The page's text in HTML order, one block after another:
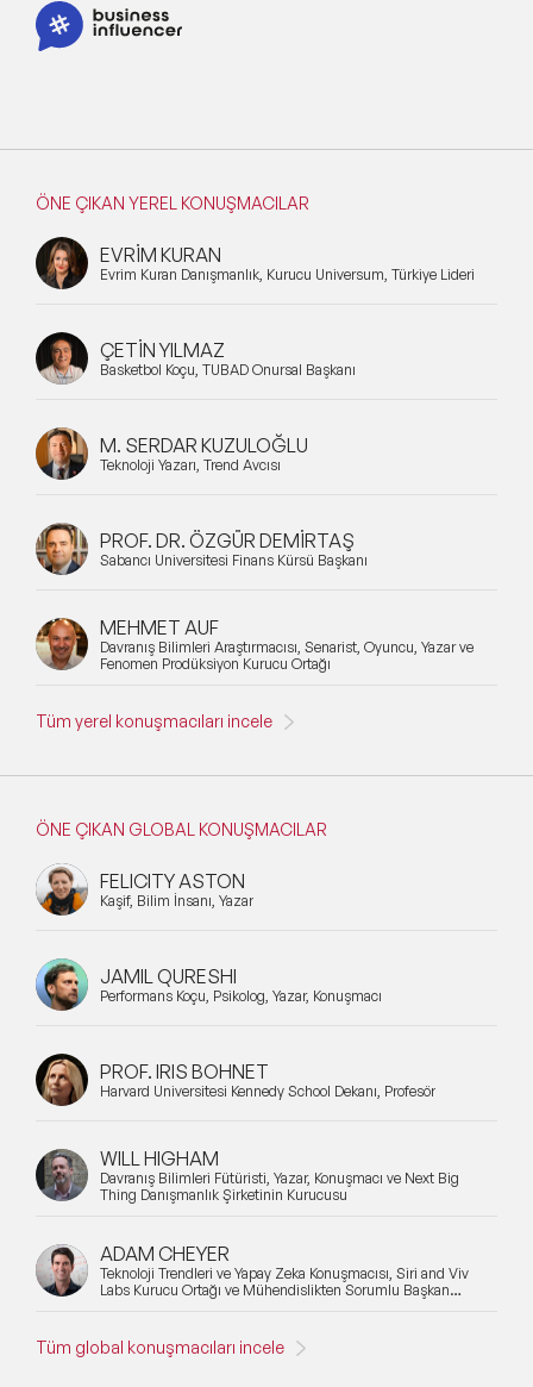
ÖNE ÇIKAN YEREL KONUŞMACILAR
EVRİM KURAN
Evrim Kuran Danışmanlık, Kurucu Universum, Türkiye Lideri
ÇETİN YILMAZ
Basketbol Koçu, TÜBAD Onursal Başkanı
M. SERDAR KUZULOĞLU
Teknoloji Yazarı, Trend Avcısı
PROF. DR. ÖZGÜR DEMİRTAŞ
Sabancı Üniversitesi Finans Kürsü Başkanı
MEHMET AUF
Davranış Bilimleri Araştırmacısı, Senarist, Oyuncu, Yazar ve
Fenomen Prodüksiyon Kurucu Ortağı
Tüm yerel konuşmacıları incele
ÖNE ÇIKAN GLOBAL KONUŞMACILAR
FELICITY ASTON
Kaşif, Bilim İnsanı, Yazar
JAMIL QURESHI
Performans Koçu, Psikolog, Yazar, Konuşmacı
PROF. IRIS BOHNET
Harvard Üniversitesi Kennedy School Dekanı, Profesör
WILL HIGHAM
Davranış Bilimleri Fütüristi, Yazar, Konuşmacı ve Next Big
Thing Danışmanlık Şirketinin Kurucusu
ADAM CHEYER
Teknoloji Trendleri ve Yapay Zeka Konuşmacısı, Siri and Viv
Labs Kurucu Ortağı ve Mühendislikten Sorumlu Başkan
Tüm global konuşmacıları incele